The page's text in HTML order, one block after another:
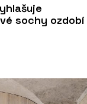
sochy ozdobí